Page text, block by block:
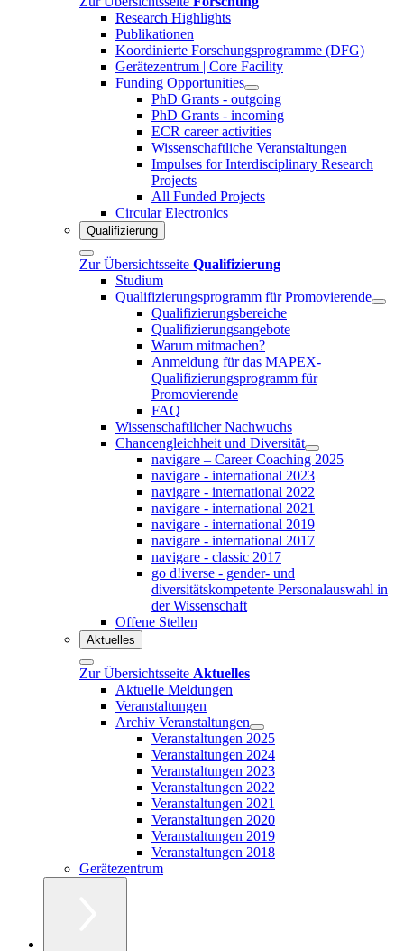
Research Highlights
Publikationen
Koordinierte Forschungsprogramme (DFG)
Gerätezentrum | Core Facility
Funding Opportunities
PhD Grants - outgoing
PhD Grants - incoming
ECR career activities
Wissenschaftliche Veranstaltungen
Impulses for Interdisciplinary Research
Projects
All Funded Projects
Circular Electronics
Qualifizierung
Zur Übersichtsseite Qualifizierung
Studium
Qualifizierungsprogramm für Promovierende
Qualifizierungsbereiche
Qualifizierungsangebote
Warum mitmachen?
Anmeldung für das MAPEX-
Qualifizierungsprogramm für
Promovierende
FAQ
Wissenschaftlicher Nachwuchs
Chancengleichheit und Diversität
navigare – Career Coaching 2025
navigare - international 2023
navigare - international 2022
navigare - international 2021
navigare - international 2019
navigare - international 2017
navigare - classic 2017
go d!iverse - gender- und
diversitätskompetente Personalauswahl in
der Wissenschaft
Offene Stellen
Aktuelles
Zur Übersichtsseite Aktuelles
Aktuelle Meldungen
Veranstaltungen
Archiv Veranstaltungen
Veranstaltungen 2025
Veranstaltungen 2024
Veranstaltungen 2023
Veranstaltungen 2022
Veranstaltungen 2021
Veranstaltungen 2020
Veranstaltungen 2019
Veranstaltungen 2018
Gerätezentrum